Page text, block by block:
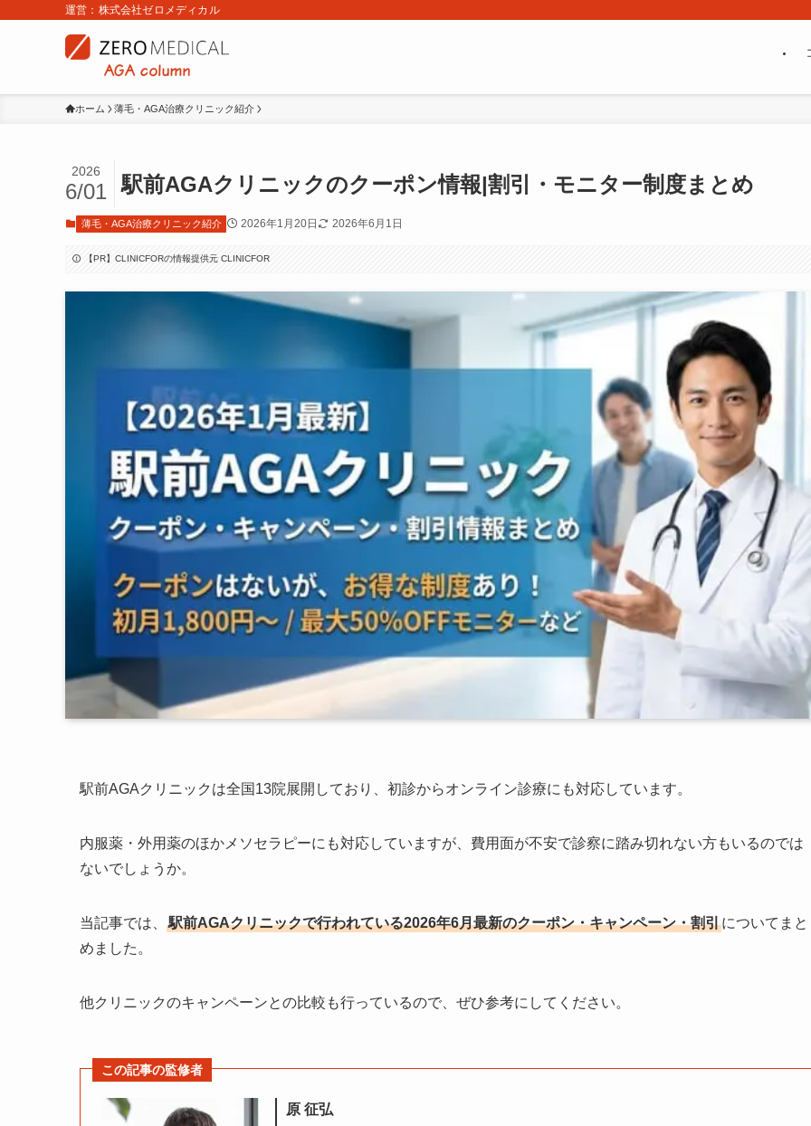
運営：株式会社ゼロメディカル
ホーム 薄毛・AGA治療クリニック紹介
駅前AGAクリニックのクーポン情報|割引・モニター制度まとめ
2026
6/01
薄毛・AGA治療クリニック紹介 2026年1月20日 2026年6月1日
【PR】CLINICFORの情報提供元 CLINICFOR
駅前AGAクリニックは全国13院展開しており、初診からオンライン診療にも対応しています。
内服薬・外用薬のほかメソセラピーにも対応していますが、費用面が不安で診察に踏み切れない方もいるのでは
ないでしょうか。
当記事では、 駅前AGAクリニックで行われている2026年6月最新のクーポン・キャンペーン・割引についてまと
めました。
他クリニックのキャンペーンとの比較も行っているので、ぜひ参考にしてください。
この記事の監修者
原 征弘